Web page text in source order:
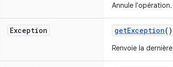
Annule l'opération.
Exception getException()
Renvoie la dernière